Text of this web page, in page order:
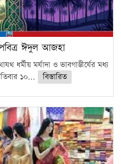
ঈদুল আজহা
মর্যাদা ও ভাবগাম্ভীর্যের মধ্য
১০...
বিস্তারিত